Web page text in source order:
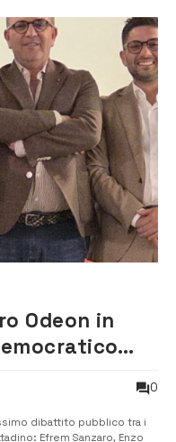
Odeon in
0
dibattito pubblico tra i
Efrem Sanzaro, Enzo